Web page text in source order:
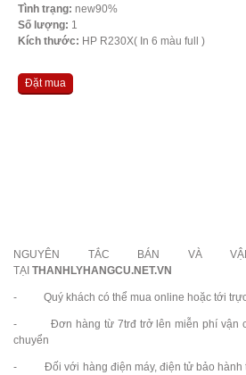
Tình trạng: new90%
Số lượng: 1
Kích thước: HP R230X( In 6 màu full )
Đặt mua
NGUYÊN TẮC BÁN VÀ
TẠI THANHLYHANGCU.NET.VN
- Quý khách có thể mua online hoặc tới trực
- Đơn hàng từ 7trđ trở lên miễn phí vận
chuyển
- Đối với hàng điện máy, điện tử bảo hành